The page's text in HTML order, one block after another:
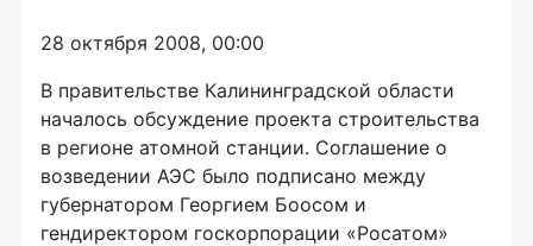
28 октября 2008, 00:00
В правительстве Калининградской области
началось обсуждение проекта строительства
в регионе атомной станции. Соглашение о
возведении АЭС было подписано между
губернатором Георгием Боосом и
гендиректором госкорпорации «Росатом»